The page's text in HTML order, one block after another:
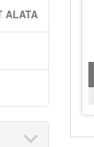
ALATA